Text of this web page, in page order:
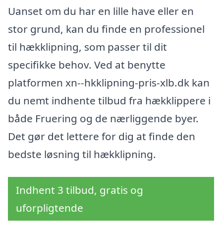
Uanset om du har en lille have eller en
stor grund, kan du finde en professionel
til hækklipning, som passer til dit
specifikke behov. Ved at benytte
platformen xn--hkklipning-pris-xlb.dk kan
du nemt indhente tilbud fra hækklippere i
både Fruering og de nærliggende byer.
Det gør det lettere for dig at finde den
bedste løsning til hækklipning.
Indhent 3 tilbud, gratis og
uforpligtende